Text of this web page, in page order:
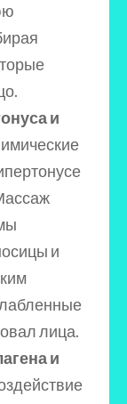
и
и
лица.
и